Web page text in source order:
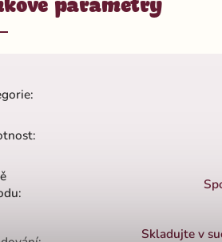
parametry
:
:
:
Skladujte v